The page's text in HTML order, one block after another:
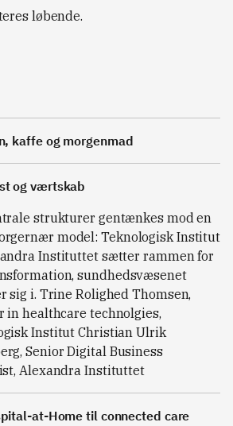
løbende.
kaffe og morgenmad
og værtskab
strukturer gentænkes mod en
model: Teknologisk Institut
Instituttet sætter rammen for
sundhedsvæsenet
sig i. Trine Rolighed Thomsen,
in healthcare technolgies,
Institut Christian Ulrik
Senior Digital Business
Alexandra Instituttet
at-Home til connected care